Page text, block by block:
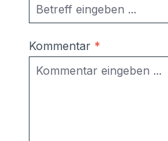
Aluminium- und
eloxierte Oberflächen,
lösungsmittelfreie
auch
Polyesterpulver in
Kommentar *